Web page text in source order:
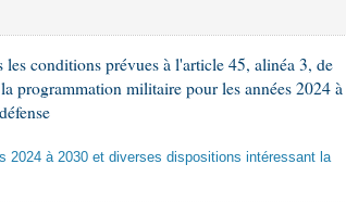
conditions prévues à l'article 45, alinéa 3, de
programmation militaire pour les années 2024 à
2024 à 2030 et diverses dispositions intéressant la